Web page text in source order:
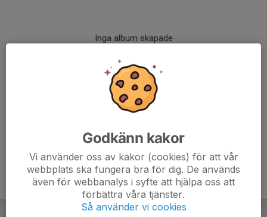
Inga album skapade
Godkänn kakor
Vi använder oss av kakor (cookies) för att vår
webbplats ska fungera bra för dig. De används
även för webbanalys i syfte att hjälpa oss att
förbättra våra tjänster.
Så använder vi cookies